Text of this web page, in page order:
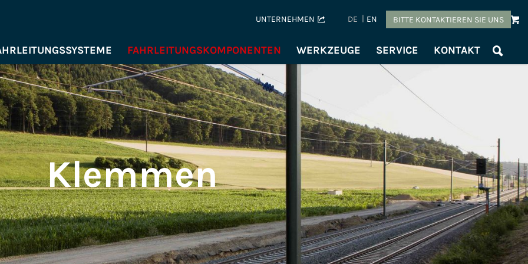
UNTERNEHMEN DE EN BITTE KONTAKTIEREN SIE UNS
FAHRLEITUNGSKOMPONENTEN WERKZEUGE SERVICE KONTAKT
Klemmen